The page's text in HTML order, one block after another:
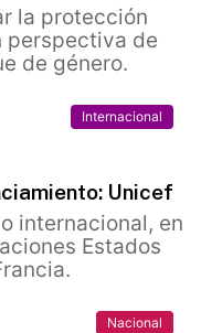
la protección
perspectiva de
de género.
Internacional
Unicef
internacional, en
Estados
Nacional